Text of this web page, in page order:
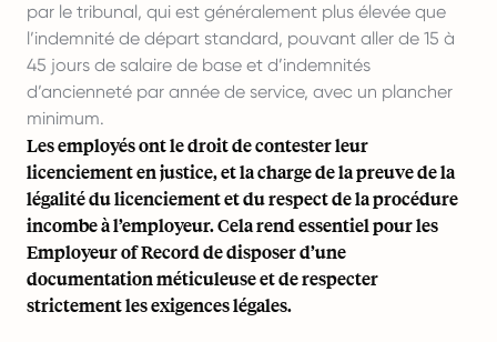
par le tribunal, qui est généralement plus élevée que
l’indemnité de départ standard, pouvant aller de 15 à
45 jours de salaire de base et d’indemnités
d’ancienneté par année de service, avec un plancher
minimum.
Les employés ont le droit de contester leur
licenciement en justice, et la charge de la preuve de la
légalité du licenciement et du respect de la procédure
incombe à l’employeur. Cela rend essentiel pour les
Employeur of Record de disposer d’une
documentation méticuleuse et de respecter
strictement les exigences légales.